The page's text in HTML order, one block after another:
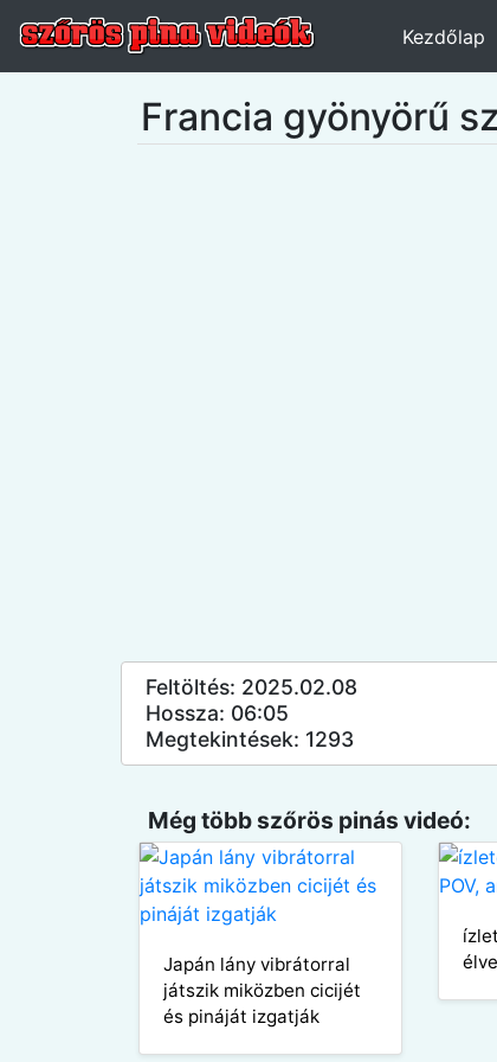
Kezdőlap
Francia gyönyörű
Feltöltés: 2025.02.08
Hossza: 06:05
Megtekintések: 1293
Még több szőrös pinás videó:
Japán lány vibrátorral
játszik miközben cicijét
és pináját izgatják